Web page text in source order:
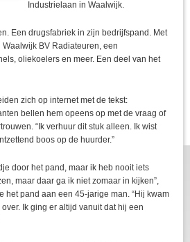
Industrielaan in Waalwijk.
Een drugsfabriek in zijn bedrijfspand. Met
BV Radiateuren, een
oliekoelers en meer. Een deel van het
zich op internet met de tekst:
bellen hem opeens op met de vraag of
“Ik verhuur dit stuk alleen. Ik wist
boos op de huurder.”
door het pand, maar ik heb nooit iets
maar daar ga ik niet zomaar in kijken”,
het pand aan een 45-jarige man. “Hij kwam
Ik ging er altijd vanuit dat hij een